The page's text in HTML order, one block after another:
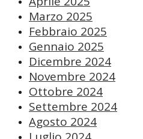
Marzo 2025
Febbraio 2025
Gennaio 2025
Dicembre 2024
Novembre 2024
Ottobre 2024
Settembre 2024
Agosto 2024